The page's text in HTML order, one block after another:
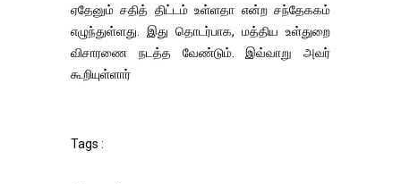
ஏதேனும் சதித் திட்டம் உள்ளதா என்ற சந்தேககம்
எழுந்துள்ளது. இது தொடர்பாக, மத்திய உள்துறை
விசாரணை நடத்த வேண்டும். இவ்வாறு அவர்
கூறியுள்ளார்
Tags :